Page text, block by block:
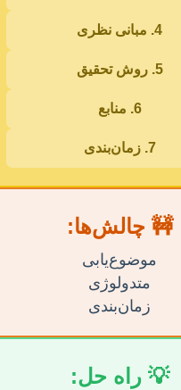
4. مبانی نظری
5. روش تحقیق
6. منابع
7. زمان‌بندی
🚧 چالش‌ها:
موضوع‌یابی
متدولوژی
زمان‌بندی
💡 راه حل: